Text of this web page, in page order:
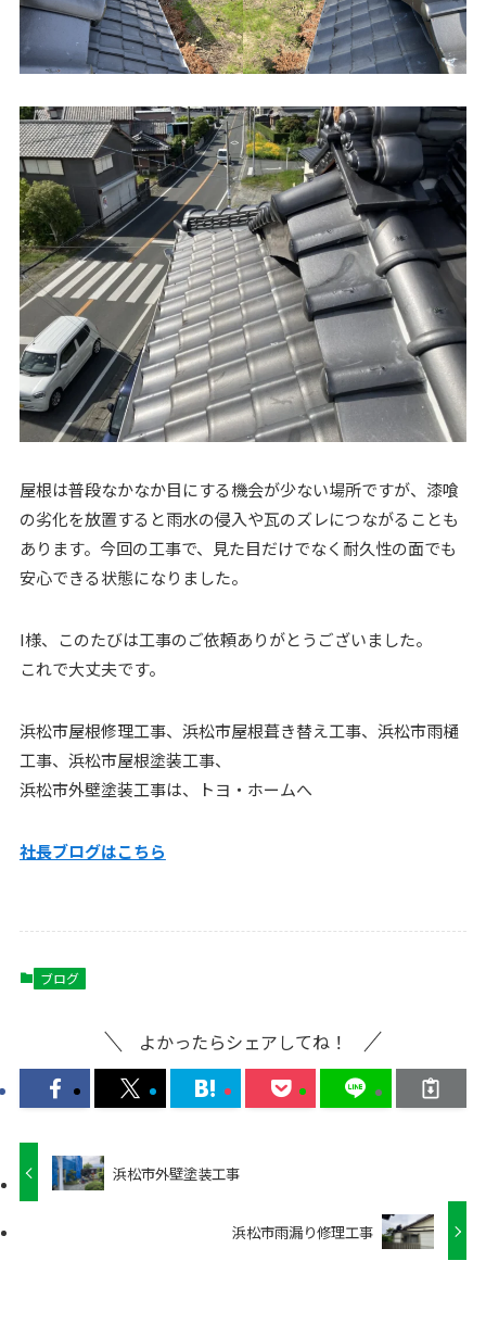
屋根は普段なかなか目にする機会が少ない場所ですが、漆喰
の劣化を放置すると雨水の侵入や瓦のズレにつながることも
あります。今回の工事で、見た目だけでなく耐久性の面でも
安心できる状態になりました。
I様、このたびは工事のご依頼ありがとうございました。
これで大丈夫です。
浜松市屋根修理工事、浜松市屋根葺き替え工事、浜松市雨樋
工事、浜松市屋根塗装工事、
浜松市外壁塗装工事は、トヨ・ホームへ
社長ブログはこちら
ブログ
よかったらシェアしてね！
浜松市外壁塗装工事
浜松市雨漏り修理工事